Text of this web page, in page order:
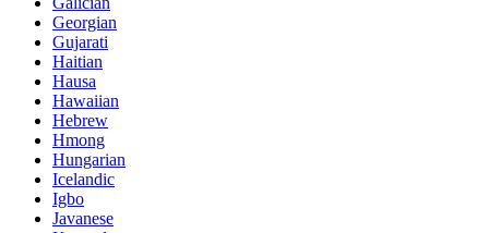
Georgian
Gujarati
Haitian
Hausa
Hawaiian
Hebrew
Hmong
Hungarian
Icelandic
Igbo
Javanese